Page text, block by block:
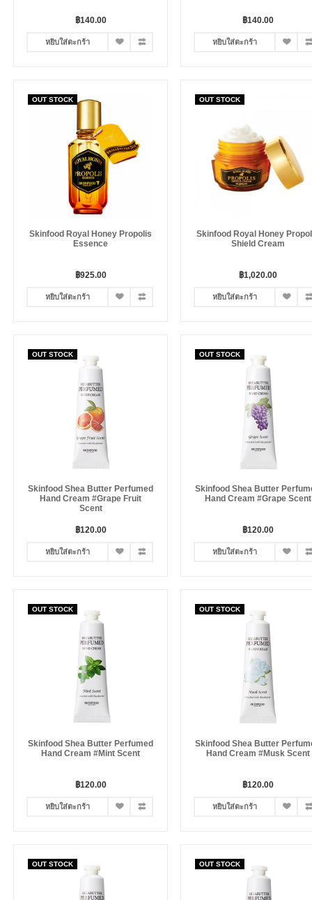
฿140.00
หยิบใส่ตะกร้า
฿140.00
หยิบใส่ตะกร้า
OUT STOCK
Skinfood Royal Honey Propolis
Essence
฿925.00
หยิบใส่ตะกร้า
OUT STOCK
Skinfood Royal Honey
Shield Cream
฿1,020.00
หยิบใส่ตะกร้า
OUT STOCK
Skinfood Shea Butter Perfumed
Hand Cream #Grape Fruit
Scent
฿120.00
หยิบใส่ตะกร้า
OUT STOCK
Skinfood Shea Butter
Hand Cream #Grape Scent
฿120.00
หยิบใส่ตะกร้า
OUT STOCK
Skinfood Shea Butter Perfumed
Hand Cream #Mint Scent
฿120.00
หยิบใส่ตะกร้า
OUT STOCK
Skinfood Shea Butter
Hand Cream #Musk Scent
฿120.00
หยิบใส่ตะกร้า
OUT STOCK OUT STOCK